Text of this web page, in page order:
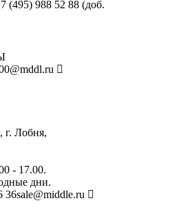
(495) 988 52 88 (доб.
г. Лобня,
- 17.00.
дни.
36sale@middle.ru